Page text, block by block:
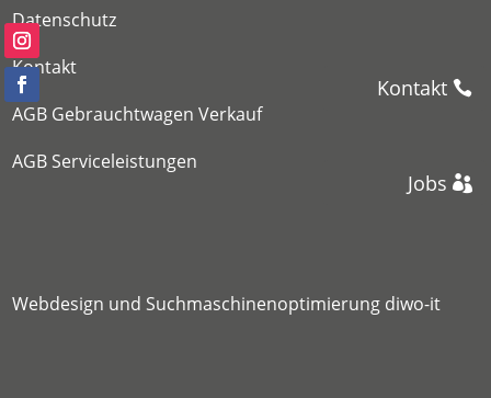
Datenschutz
Kontakt
AGB Gebrauchtwagen Verkauf
AGB Serviceleistungen
Webdesign und Suchmaschinenoptimierung diwo-it
Kontakt
Jobs